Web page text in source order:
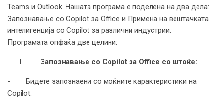
Teams и Outlook. Нашата програма е поделена на два дела:
Запознавање со Copilot за Office и Примена на вештачката
интелигенција со Copilot за различни индустрии.
Програмата опфаќа две целини:
I. Запознавање со Copilot за Office со штоќе:
- Бидете запознаени со моќните карактеристики на
Copilot.